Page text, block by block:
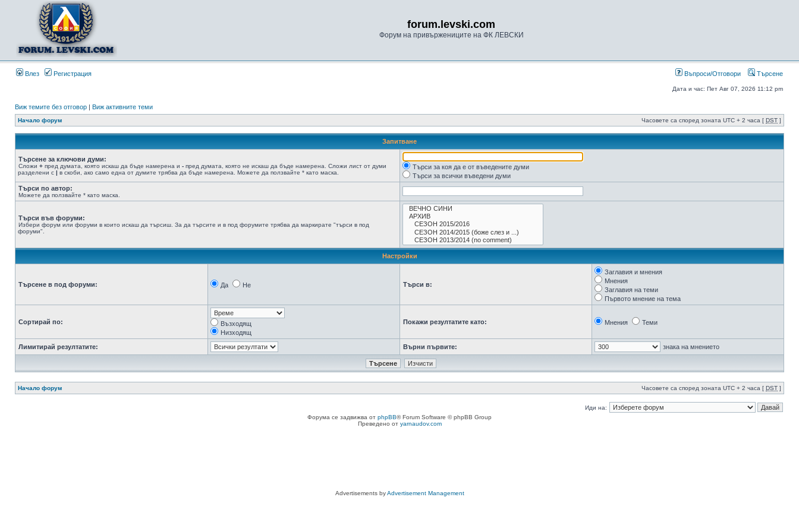
forum.levski.com
Форум на привържениците на ФК ЛЕВСКИ
Влез Регистрация Въпроси/Отговори Търсене
Дата и час: Пет Авг 07, 2026 11:12 pm
Виж темите без отговор | Виж активните теми
Начало форум Часовете са според зоната UTC + 2 часа [ DST ]
Запитване
Търсене за ключови думи:
Сложи + пред думата, която искаш да бъде намерена и - пред думата, която не искаш да бъде намерена. Сложи лист от думи
разделени с | в скоби, ако само една от думите трябва да бъде намерена. Можете да ползвайте * като маска.
Търси за коя да е от въведените думи
Търси за всички въведени думи
Търси по автор:
Можете да ползвайте * като маска.
Търси във форуми:
Избери форум или форуми в които искаш да търсиш. За да търсите и в под форумите трябва да маркирате "търси в под
форуми".
Настройки
Търсене в под форуми: Да Не Търси в:
Заглавия и мнения
Мнения
Заглавия на теми
Първото мнение на тема
Сортирай по:
Възходящ
Низходящ
Покажи резултатите като: Мнения Теми
Лимитирай резултатите: Върни първите: знака на мнението
Начало форум Часовете са според зоната UTC + 2 часа [ DST ]
Иди на:
Форума се задвижва от phpBB® Forum Software © phpBB Group
Преведено от yarnaudov.com
Advertisements byAdvertisement Management